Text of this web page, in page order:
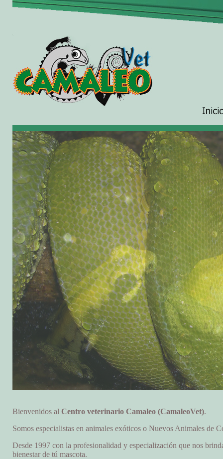
Bienvenidos al Centro veterinario Camaleo (CamaleoVet).
Somos especialistas en animales exóticos o Nuevos Animales de
Desde 1997 con la profesionalidad y especialización que nos
bienestar de tú mascota.